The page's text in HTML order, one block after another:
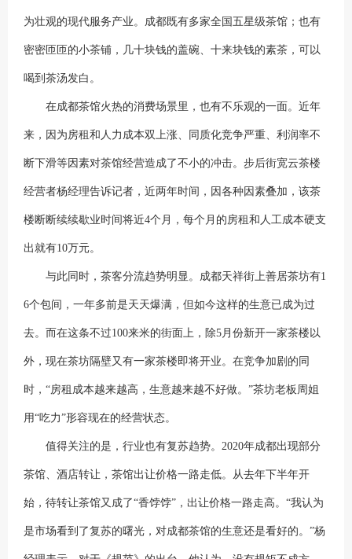
为壮观的现代服务产业。成都既有多家全国五星级茶馆；也有
密密匝匝的小茶铺，几十块钱的盖碗、十来块钱的素茶，可以
喝到茶汤发白。
在成都茶馆火热的消费场景里，也有不乐观的一面。近年
来，因为房租和人力成本双上涨、同质化竞争严重、利润率不
断下滑等因素对茶馆经营造成了不小的冲击。步后街宽云茶楼
经营者杨经理告诉记者，近两年时间，因各种因素叠加，该茶
楼断断续续歇业时间将近4个月，每个月的房租和人工成本硬支
出就有10万元。
与此同时，茶客分流趋势明显。成都天祥街上善居茶坊有1
6个包间，一年多前是天天爆满，但如今这样的生意已成为过
去。而在这条不过100来米的街面上，除5月份新开一家茶楼以
外，现在茶坊隔壁又有一家茶楼即将开业。在竞争加剧的同
时，“房租成本越来越高，生意越来越不好做。”茶坊老板周姐
用“吃力”形容现在的经营状态。
值得关注的是，行业也有复苏趋势。2020年成都出现部分
茶馆、酒店转让，茶馆出让价格一路走低。从去年下半年开
始，待转让茶馆又成了“香饽饽”，出让价格一路走高。“我认为
是市场看到了复苏的曙光，对成都茶馆的生意还是看好的。”杨